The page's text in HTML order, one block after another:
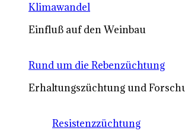
Klimawandel
Einfluß auf den Weinbau
Rund um die Rebenzüchtung
Erhaltungszüchtung und
Resistenzzüchtung